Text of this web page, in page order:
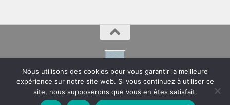
Montpeyroux – Hérault Site de la Mairie
Nous utilisons des cookies pour vous garantir la meilleure
expérience sur notre site web. Si vous continuez à utiliser ce
site, nous supposerons que vous en êtes satisfait.